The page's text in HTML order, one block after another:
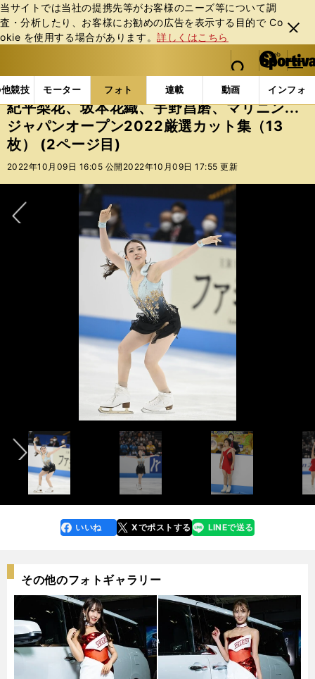
当サイトでは当社の提携先等がお客様のニーズ等について調
査・分析したり、お客様にお勧めの広告を表⽰する⽬的で Co
okie を使⽤する場合があります。詳しくはこちら
閉じ
る
web Sportiva (webスポルティーバ)
検索
マイペ
ー
ジ
メニュ
競技 モーター フォト 連載 動画 インフォ
b
ス
ポ
ル
テ
ー
バ
フォトギャラリー 紀平梨花、坂本花織、宇野昌磨、
紀平梨花、坂本花織、宇野昌磨、マリニン...
ジャパンオープン2022厳選カット集（13
枚） (2ページ目)
2022年10月09日 16:05 公開 2022年10月09日 17:55 更新
photo by Noto Sunao（a presto）
photo by Noto Sunao（a presto）
faceboo
k
いいね Xでポストする
line LINEで送る
その他のフォトギャラリー